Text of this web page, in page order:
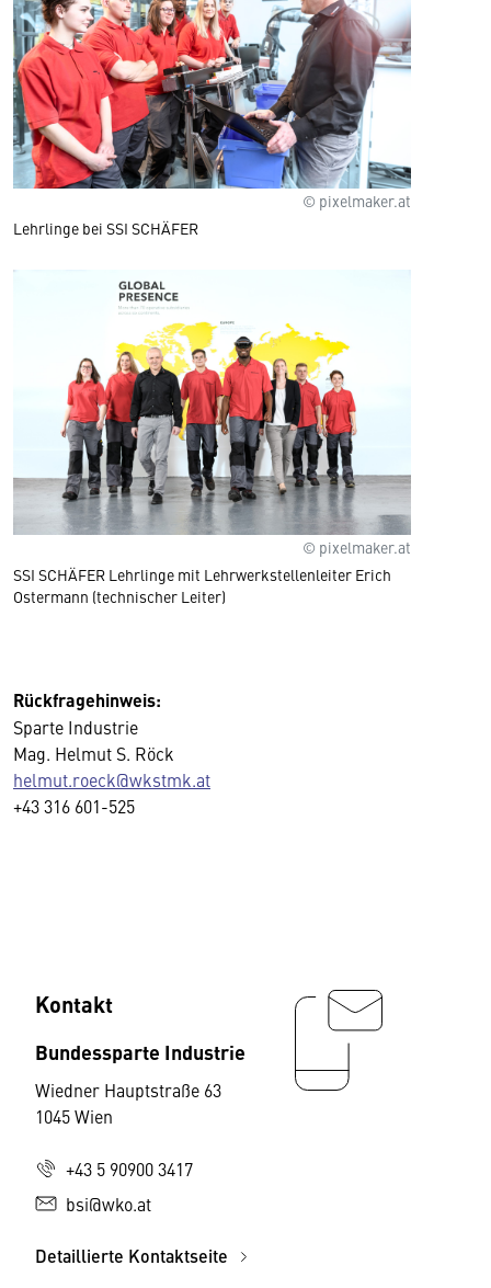
© pixelmaker.at
Lehrlinge bei SSI SCHÄFER
© pixelmaker.at
SSI SCHÄFER Lehrlinge mit Lehrwerkstellenleiter Erich
Ostermann (technischer Leiter)
Rückfragehinweis:
Sparte Industrie
Mag. Helmut S. Röck
helmut.roeck@wkstmk.at
+43 316 601-525
Kontakt
Bundessparte Industrie
Wiedner Hauptstraße 63
1045 Wien
+43 5 90900 3417
bsi@wko.at
Detaillierte Kontaktseite